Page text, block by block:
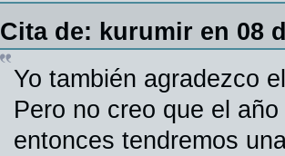
Cita de: kurumir en 08
Yo también agradezco
Pero no creo que el
entonces tendremos